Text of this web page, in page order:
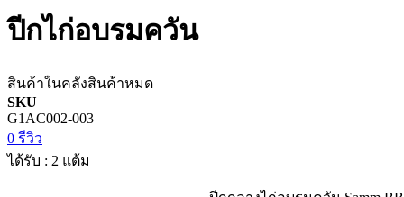
ปีกไก่อบรมควัน
สินค้าในคลังสินค้าหมด
SKU
G1AC002-003
0 รีวิว
ได้รับ : 2 แต้ม